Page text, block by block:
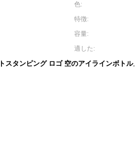
色:
特徴:
容量:
適した:
スタンピング ロゴ 空のアイラインボトル,